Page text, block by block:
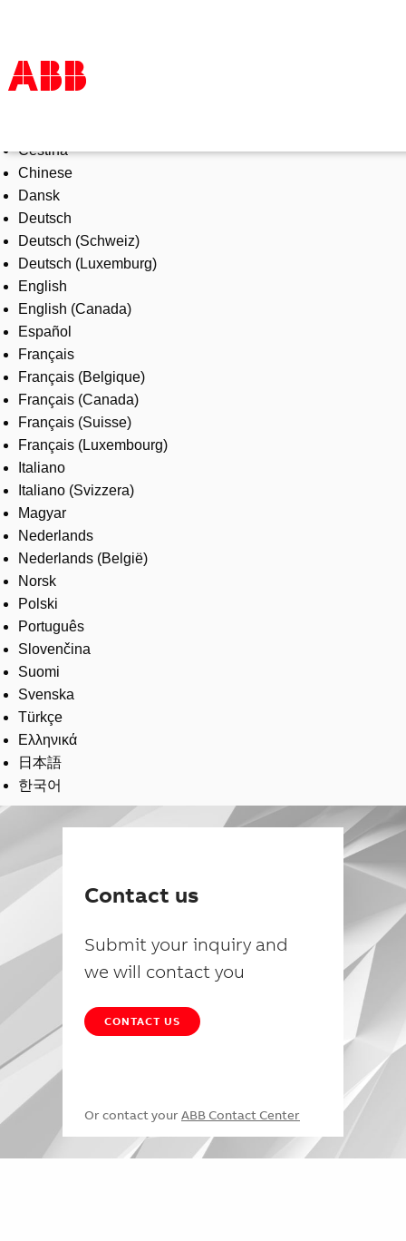
Products & Solutions
Industries
Services
About us
Where to buy
Contact us
Careers
Čeština
Chinese
Dansk
Deutsch
Deutsch (Schweiz)
Deutsch (Luxemburg)
English
English (Canada)
Español
Français
Français (Belgique)
Français (Canada)
Français (Suisse)
Français (Luxembourg)
Italiano
Italiano (Svizzera)
Magyar
Nederlands
Nederlands (België)
Norsk
Polski
Português
Slovenčina
Suomi
Svenska
Türkçe
Ελληνικά
日本語
한국어
Contact us
Submit your inquiry and
we will contact you
CONTACT US
Or contact your ABB Contact Center